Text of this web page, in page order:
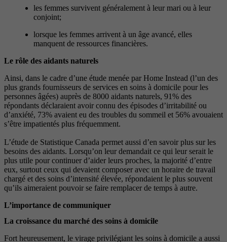
les femmes survivent généralement à leur mari ou à leur
conjoint;
lorsque les femmes arrivent à un âge avancé, elles
manquent de ressources financières.
Le rôle des aidants naturels
Ainsi, dans le cadre d’une étude menée par Home Instead (l’un des
plus grands fournisseurs de services en soins à domicile pour les
personnes âgées) auprès de 8000 aidants naturels, 91% des
répondants déclaraient avoir connu des épisodes d’irritabilité ou
d’anxiété, 73% avaient eu des troubles du sommeil et 56% avouaient
s’être impatientés plus fréquemment.
L’étude de Statistique Canada permet aussi d’en savoir plus sur les
besoins des aidants. Lorsqu’on leur demandait ce qui leur serait le
plus utile pour continuer d’aider leurs proches, la majorité d’entre
eux, surtout ceux qui devaient composer avec un horaire de travail
chargé et des soins d’intensité élevée, répondaient le plus souvent
qu’ils aimeraient pouvoir se faire remplacer de temps à autre.
L’importance de communiquer
La croissance du marché des soins à domicile
Fort heureusement, le virage privilégiant les soins à domicile a aussi